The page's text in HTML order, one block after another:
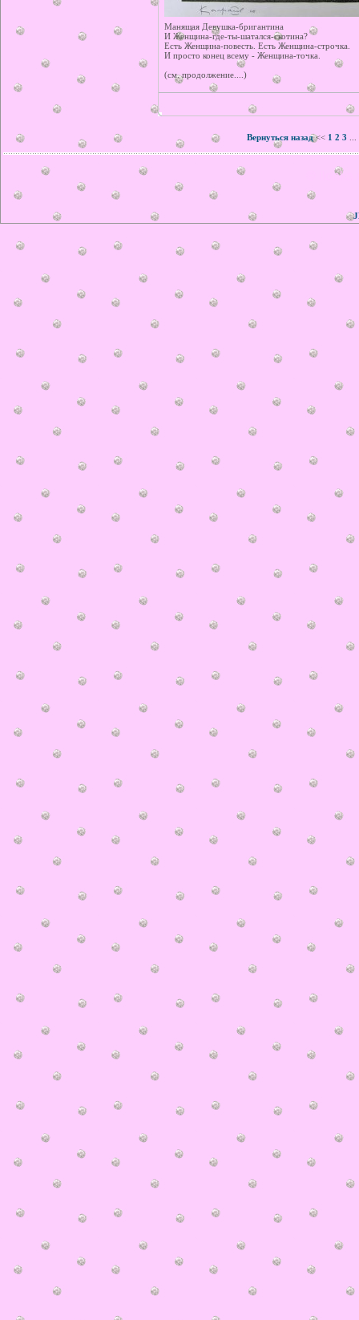
Манящая Девушка-бригантина
И Женщина-где-ты-шатался-скотина?
Есть Женщина-повесть. Есть Женщина-строчка.
И просто конец всему - Женщина-точка.
(см. продолжение....)
Вернуться назад<< 1 2 3
©